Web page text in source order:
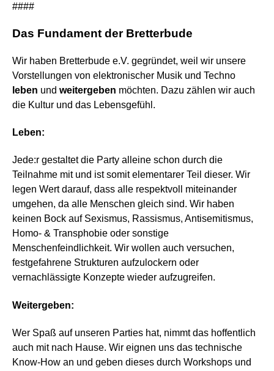
####
Das Fundament der Bretterbude
Wir haben Bretterbude e.V. gegründet, weil wir unsere
Vorstellungen von elektronischer Musik und Techno
leben und weitergeben möchten. Dazu zählen wir auch
die Kultur und das Lebensgefühl.
Leben:
Jede:r gestaltet die Party alleine schon durch die
Teilnahme mit und ist somit elementarer Teil dieser. Wir
legen Wert darauf, dass alle respektvoll miteinander
umgehen, da alle Menschen gleich sind. Wir haben
keinen Bock auf Sexismus, Rassismus, Antisemitismus,
Homo- & Transphobie oder sonstige
Menschenfeindlichkeit. Wir wollen auch versuchen,
festgefahrene Strukturen aufzulockern oder
vernachlässigte Konzepte wieder aufzugreifen.
Weitergeben:
Wer Spaß auf unseren Parties hat, nimmt das hoffentlich
auch mit nach Hause. Wir eignen uns das technische
Know-How an und geben dieses durch Workshops und